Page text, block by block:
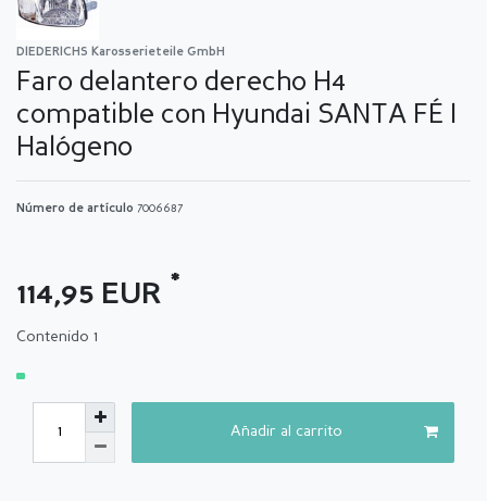
DIEDERICHS Karosserieteile GmbH
Faro delantero derecho H4
compatible con Hyundai SANTA FÉ I
Halógeno
Número de artículo 7006687
114,95 EUR *
Contenido 1
Añadir al carrito